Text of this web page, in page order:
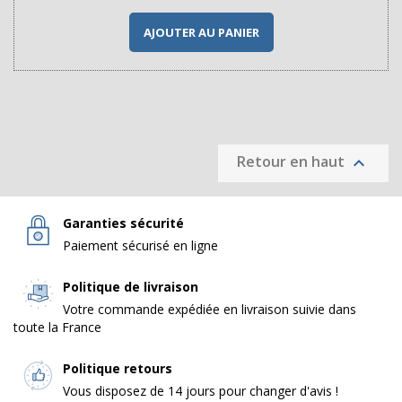
AJOUTER AU PANIER
Retour en haut 
Garanties sécurité
Paiement sécurisé en ligne
Politique de livraison
Votre commande expédiée en livraison suivie dans
toute la France
Politique retours
Vous disposez de 14 jours pour changer d'avis !